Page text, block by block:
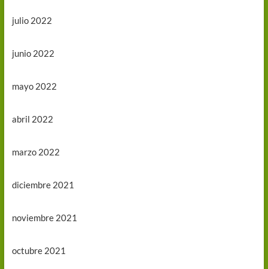
julio 2022
junio 2022
mayo 2022
abril 2022
marzo 2022
diciembre 2021
noviembre 2021
octubre 2021